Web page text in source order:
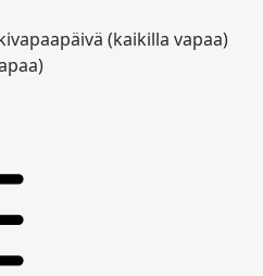
(kaikilla vapaa)